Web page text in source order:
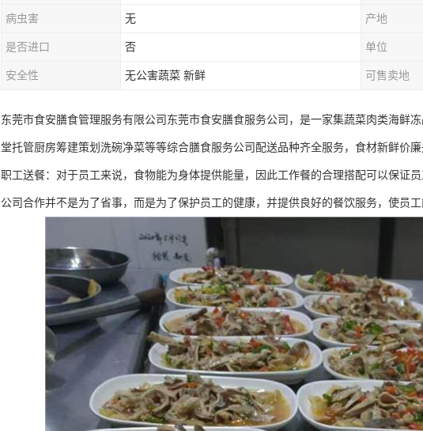
病虫害 无 产地
是否进口 否 单位
安全性 无公害蔬菜 新鲜 可售卖地
东莞市食安膳食管理服务有限公司东莞市食安膳食服务公司，是一家集蔬菜肉类海鲜
堂托管厨房筹建策划洗碗净菜等等综合膳食服务公司配送品种齐全服务，食材新鲜价廉
职工送餐：对于员工来说，食物能为身体提供能量，因此工作餐的合理搭配可以保证
公司合作并不是为了省事，而是为了保护员工的健康，并提供良好的餐饮服务，使员工